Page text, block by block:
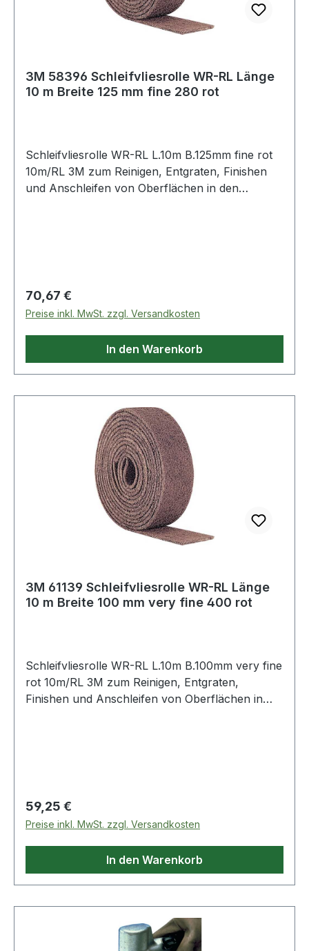
3M 58396 Schleifvliesrolle WR-RL Länge
10 m Breite 125 mm fine 280 rot
Schleifvliesrolle WR-RL L.10m B.125mm fine rot
10m/RL 3M zum Reinigen, Entgraten, Finishen
und Anschleifen von Oberflächen in den
Regulärer Preis:
70,67 €
Preise inkl. MwSt. zzgl. Versandkosten
In den Warenkorb
3M 61139 Schleifvliesrolle WR-RL Länge
10 m Breite 100 mm very fine 400 rot
Schleifvliesrolle WR-RL L.10m B.100mm very fine
rot 10m/RL 3M zum Reinigen, Entgraten,
Finishen und Anschleifen von Oberflächen in
Regulärer Preis:
59,25 €
Preise inkl. MwSt. zzgl. Versandkosten
In den Warenkorb